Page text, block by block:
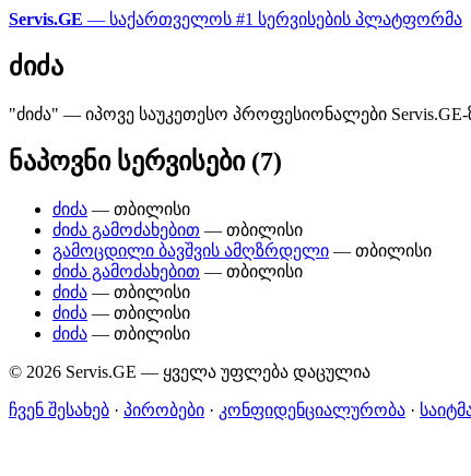
Servis.GE — საქართველოს #1 სერვისების პლატფორმა
ძიძა
"ძიძა" — იპოვე საუკეთესო პროფესიონალები
ნაპოვნი სერვისები (7)
ძიძა — თბილისი
ძიძა გამოძახებით — თბილისი
გამოცდილი ბავშვის ამღზრდელი — თბილისი
ძიძა გამოძახებით — თბილისი
ძიძა — თბილისი
ძიძა — თბილისი
ძიძა — თბილისი
© 2026 Servis.GE — ყველა უფლება დაცულია
ჩვენ შესახებ · პირობები · კონფიდენციალურობა ·